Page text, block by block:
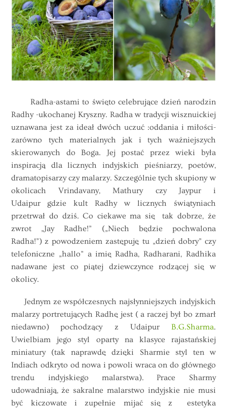
Radha-astami to święto celebrujące dzień narodzin
Radhy -ukochanej Kryszny. Radha w tradycji wisznuickiej
uznawana jest za ideał dwóch uczuć :oddania i miłości-
zarówno tych materialnych jak i tych ważniejszych
skierowanych do Boga. Jej postać przez wieki była
inspiracją dla licznych indyjskich pieśniarzy, poetów,
dramatopisarzy czy malarzy. Szczególnie tych skupiony w
okolicach Vrindavany, Mathury czy Jaypur i
Udaipur gdzie kult Radhy w licznych świątyniach
przetrwał do dziś. Co ciekawe ma się tak dobrze, że
zwrot „Jay Radhe!” („Niech będzie pochwalona
Radha!”) z powodzeniem zastępuję tu „dzień dobry” czy
telefoniczne „hallo” a imię Radha, Radharani, Radhika
nadawane jest co piątej dziewczynce rodzącej się w
okolicy.
Jednym ze współczesnych najsłynniejszych indyjskich
malarzy portretujących Radhę jest ( a raczej był bo zmarł
niedawno) pochodzący z Udaipur B.G.Sharma.
Uwielbiam jego styl oparty na klasyce rajastańskiej
miniatury (tak naprawdę dzięki Sharmie styl ten w
Indiach odkryto od nowa i powoli wraca on do głównego
trendu indyjskiego malarstwa). Prace Sharmy
udowadniają, że sakralne malarstwo indyjskie nie musi
być kiczowate i zupełnie mijać się z estetyka